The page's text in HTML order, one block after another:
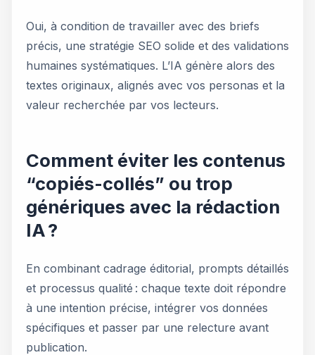
Oui, à condition de travailler avec des briefs
précis, une stratégie SEO solide et des validations
humaines systématiques. L’IA génère alors des
textes originaux, alignés avec vos personas et la
valeur recherchée par vos lecteurs.
Comment éviter les contenus
“copiés-collés” ou trop
génériques avec la rédaction
IA ?
En combinant cadrage éditorial, prompts détaillés
et processus qualité : chaque texte doit répondre
à une intention précise, intégrer vos données
spécifiques et passer par une relecture avant
publication.